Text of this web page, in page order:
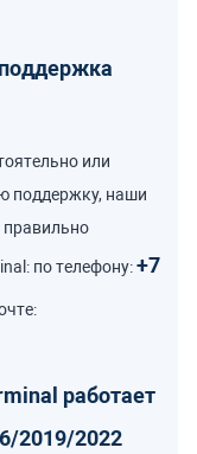
или
поддержку, наши
правильно
по телефону:+7
работает
2019/2022